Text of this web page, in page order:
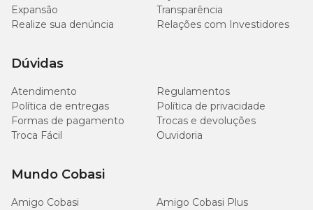
peludo.
Expansão
Transparência
Realize sua denúncia
Relações com Investidores
Dúvidas
Atendimento
Regulamentos
Política de entregas
Política de privacidade
Formas de pagamento
Trocas e devoluções
Troca Fácil
Ouvidoria
Mundo Cobasi
Amigo Cobasi
Amigo Cobasi Plus